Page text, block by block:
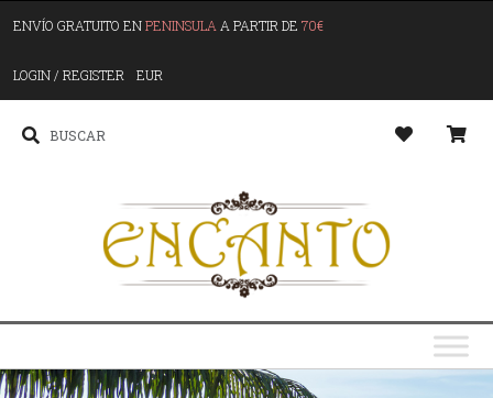
ENVÍO GRATUITO ENPENINSULA A PARTIR DE 70€
LOGIN / REGISTER EUR